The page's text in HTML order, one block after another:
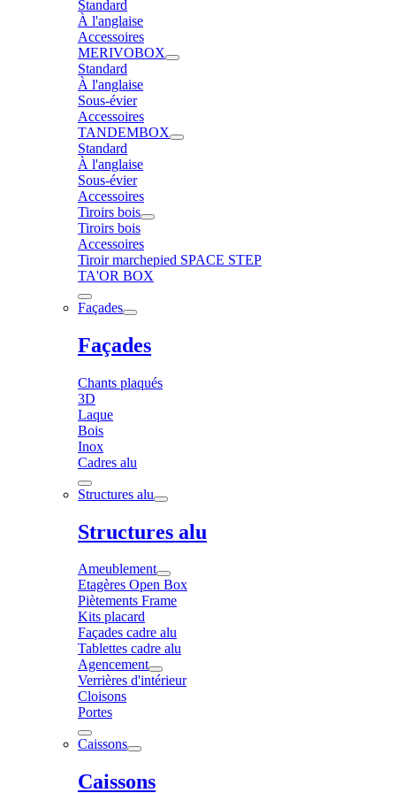
Standard
À l'anglaise
Accessoires
MERIVOBOX
Standard
À l'anglaise
Sous-évier
Accessoires
TANDEMBOX
Standard
À l'anglaise
Sous-évier
Accessoires
Tiroirs bois
Tiroirs bois
Accessoires
Tiroir marchepied SPACE STEP
TA'OR BOX
Façades
Façades
Chants plaqués
3D
Laque
Bois
Inox
Cadres alu
Structures alu
Structures alu
Ameublement
Etagères Open Box
Piètements Frame
Kits placard
Façades cadre alu
Tablettes cadre alu
Agencement
Verrières d'intérieur
Cloisons
Portes
Caissons
Caissons